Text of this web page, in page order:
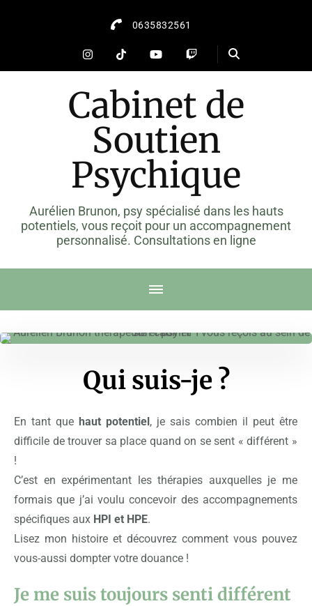
0635832561
Cabinet de
Soutien
Psychique
Aurélien Brunon, psy spécialisé dans les hauts
potentiels, vous reçoit pour un accompagnement
personnalisé. Consultations en ligne
Qui suis-je ?
En tant que haut potentiel, je sais combien il peut être
difficile de trouver sa place quand on se sent « différent »
!
C’est en expérimentant les thérapies auxquelles je me
formais que j’ai voulu concevoir des accompagnements
spécifiques aux HPI et HPE.
Lisez mon histoire et découvrez comment vous pouvez
vous-aussi dompter votre douance !
Je me suis toujours senti différent